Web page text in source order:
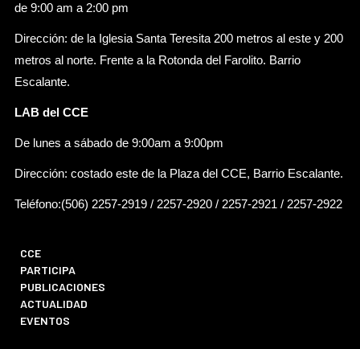
de 9:00 am a 2:00 pm
Dirección: de la Iglesia Santa Teresita 200 metros al este y 200
metros al norte. Frente a la Rotonda del Farolito. Barrio
Escalante.
LAB del CCE
De lunes a sábado de 9:00am a 9:00pm
Dirección: costado este de la Plaza del CCE, Barrio Escalante.
Teléfono:(506) 2257-2919 / 2257-2920 / 2257-2921 / 2257-2922
CCE
PARTICIPA
PUBLICACIONES
ACTUALIDAD
EVENTOS